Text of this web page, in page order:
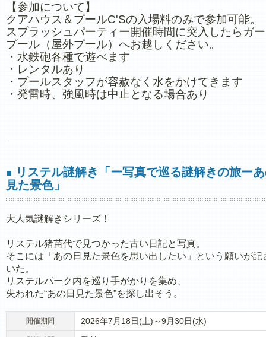
【参加について】
クアハウス＆プールC'Sの入場料のみで参加可能。
スプラッシュパーティー開催時間に突入したらガ
プール（屋外プール）へお越しください。
・水鉄砲各種で遊べます
・レンタルあり
・プールスタッフが容赦なく水をかけてきます
・発雷時、強風時は中止となる場合あり
■
リステル謎解き「ー写真で巡る謎解きの旅ー
見た景色」
大人気謎解きシリーズ！
リステル猪苗代で見つかった古い日記と写真。
そこには「あの日見た景色を思い出したい」という願いが記
いた。
リステルパーク内を巡り手がかりを集め、
失われた“あの日見た景色”を探し出そう。
開催期間 2026年7月18日(土)～9月30日(水)